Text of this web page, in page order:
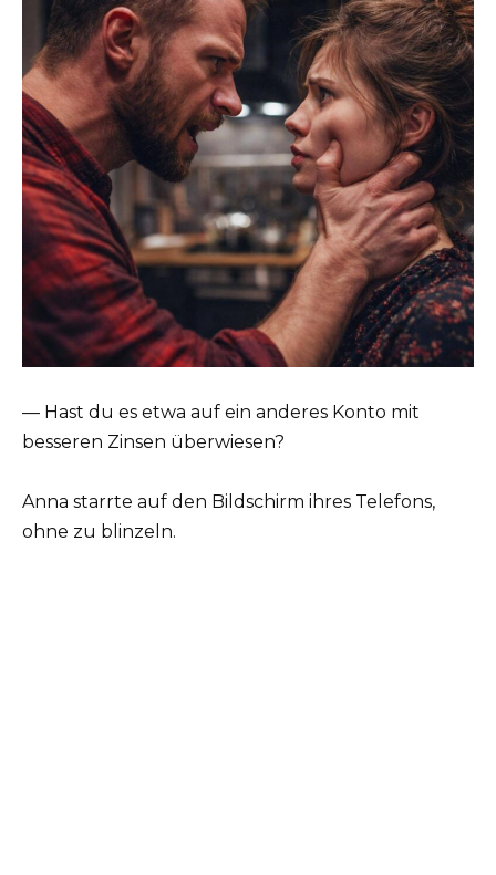
— Hast du es etwa auf ein anderes Konto mit
besseren Zinsen überwiesen?
Anna starrte auf den Bildschirm ihres Telefons,
ohne zu blinzeln.